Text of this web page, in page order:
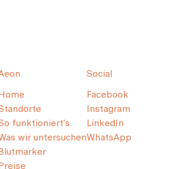
funktioniert's
wir untersuchen
Social
Facebook
Instagram
LinkedIn
WhatsApp